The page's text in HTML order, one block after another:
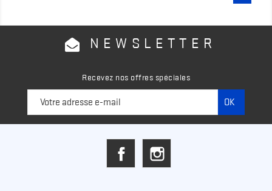
NEWSLETTER
Recevez nos offres spéciales
Facebook